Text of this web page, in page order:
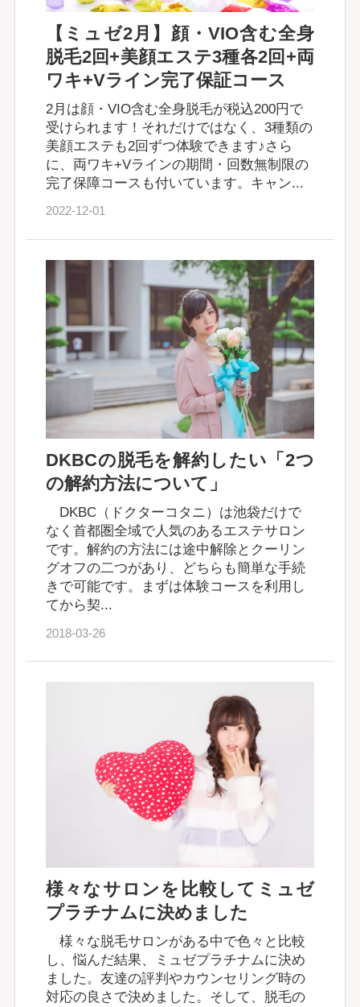
【ミュゼ2月】顔・VIO含む全身
脱毛2回+美顔エステ3種各2回+両
ワキ+Vライン完了保証コース
2月は顔・VIO含む全身脱毛が税込200円で
受けられます！それだけではなく、3種類の
美顔エステも2回ずつ体験できます♪さら
に、両ワキ+Vラインの期間・回数無制限の
完了保障コースも付いています。キャン...
2022-12-01
DKBCの脱毛を解約したい「2つ
の解約方法について」
DKBC（ドクターコタニ）は池袋だけで
なく首都圏全域で人気のあるエステサロン
です。解約の方法には途中解除とクーリン
グオフの二つがあり、どちらも簡単な手続
きで可能です。まずは体験コースを利用し
てから契...
2018-03-26
様々なサロンを比較してミュゼ
プラチナムに決めました
様々な脱毛サロンがある中で色々と比較
し、悩んだ結果、ミュゼプラチナムに決め
ました。友達の評判やカウンセリング時の
対応の良さで決めました。そして、脱毛の